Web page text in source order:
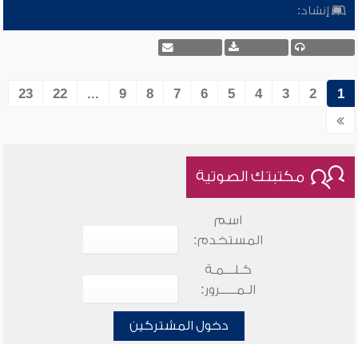
إنشاد:
1
2
3
4
5
6
7
8
9
...
22
23
مكتبتك الصوتية
اسم
المستخدم:
كـلـــمـة
الـمـــــرور:
دخول المشتركين